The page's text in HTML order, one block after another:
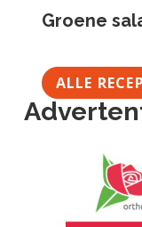
Groene
ALLE